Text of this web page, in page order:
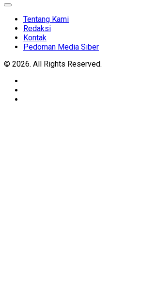
Expand
Tentang Kami
Redaksi
Kontak
Pedoman Media Siber
© 2026. All Rights Reserved.